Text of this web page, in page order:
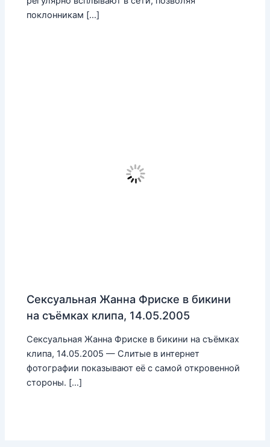
поклонникам […]
Сексуальная Жанна Фриске в бикини
на съёмках клипа, 14.05.2005
Сексуальная Жанна Фриске в бикини на съёмках
клипа, 14.05.2005 — Слитые в интернет
фотографии показывают её с самой откровенной
стороны. […]